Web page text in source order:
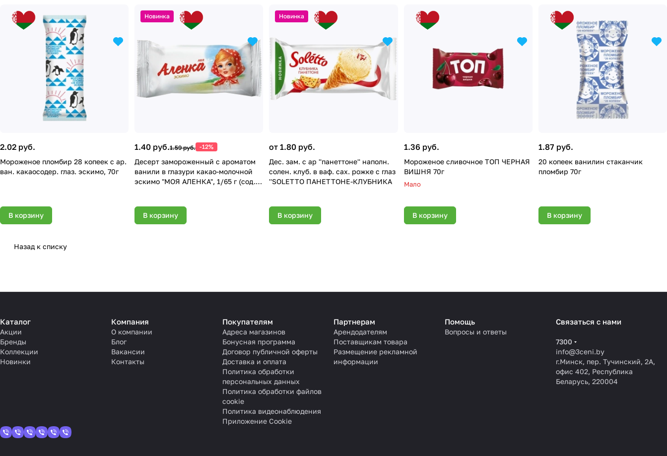
2.02 руб.
Мороженое пломбир 28 копеек с ар.
ван. какаосодер. глаз. эскимо, 70г
В корзину
Новинка
1.40 руб.1.59 руб. -12%
Десерт замороженный с ароматом
ванили в глазури какао-молочной
эскимо "МОЯ АЛЕНКА", 1/65 г (сод.
В корзину
Новинка
от 1.80 руб.
Дес. зам. с ар ''панеттоне'' наполн.
солен. клуб. в ваф. сах. рожке с глаз
''SOLETTO ПАНЕТТОНЕ-КЛУБНИКА
В корзину
1.36 руб.
Мороженое сливочное ТОП ЧЕРНАЯ
ВИШНЯ 70г
Мало
В корзину
1.87 руб.
20 копеек ванилин стаканчик
пломбир 70г
В корзину
Назад к списку
Каталог
Акции
Бренды
Коллекции
Новинки
Компания
О компании
Блог
Вакансии
Контакты
Покупателям
Адреса магазинов
Бонусная программа
Договор публичной оферты
Доставка и оплата
Политика обработки
персональных данных
Политика обработки файлов
cookie
Политика видеонаблюдения
Приложение Cookie
Партнерам
Арендодателям
Поставщикам товара
Размещение рекламной
информации
Помощь
Вопросы и ответы
Связаться с нами
7300
info@3ceni.by
г.Минск, пер. Тучинский, 2А,
офис 402, Республика
Беларусь, 220004